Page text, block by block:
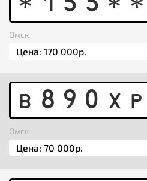
* 1 5 5 * *
Омск
B 8 9 0 X P
Омск